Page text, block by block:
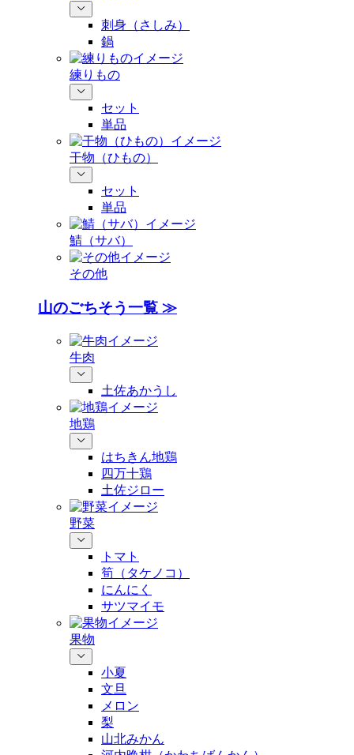
刺身（さしみ）
鍋
練りもの
セット
単品
干物（ひもの）
セット
単品
鯖（サバ）
その他
山のごちそう一覧 ≫
牛肉
土佐あかうし
地鶏
はちきん地鶏
四万十鶏
土佐ジロー
野菜
トマト
筍（タケノコ）
にんにく
サツマイモ
果物
小夏
文旦
メロン
梨
山北みかん